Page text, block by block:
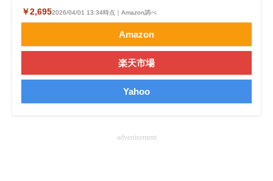
ITエンジニア向け専門サイト
企業向けIT製品の総合サイト
モノづくり技術者専門サイト
￥2,6952026/04/01 13:34時点｜Amazon調べ
Amazon
楽天市場
Yahoo
advertisement